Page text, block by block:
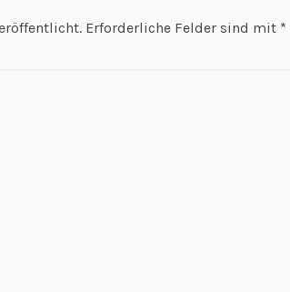
Erforderliche Felder sind mit *